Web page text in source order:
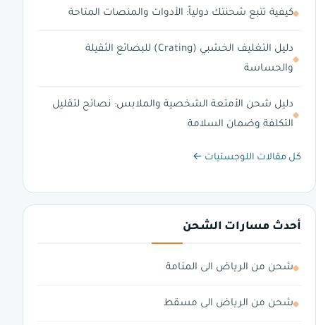
كيفية تتبع شحنتك دولياً: الأدوات والمنصات المتاحة
دليل التغليف الخشبي (Crating) للبضائع الثقيلة
والحساسة
دليل شحن الأمتعة الشخصية والملابس: نصائح لتقليل
التكلفة وضمان السلامة
كل مقالات اللوجستيات ←
أحدث مسارات الشحن
شحن من الرياض الى المنامة
شحن من الرياض الى مسقط